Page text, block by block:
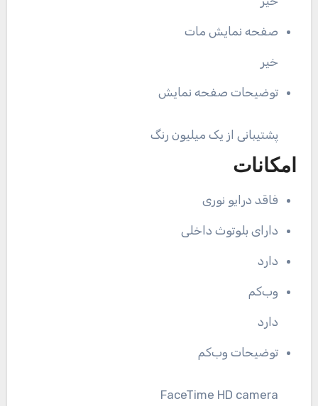
صفحه نمایش مات
خیر
توضیحات صفحه نمایش
پشتیبانی از یک میلیون رنگ
امکانات
فاقد درایو نوری
دارای بلوتوث داخلی
دارد
وب‌کم
دارد
توضیحات وب‌کم
FaceTime HD camera